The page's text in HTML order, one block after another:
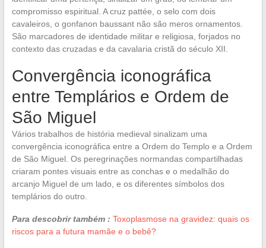
compromisso espiritual. A cruz pattée, o selo com dois
cavaleiros, o gonfanon baussant não são meros ornamentos.
São marcadores de identidade militar e religiosa, forjados no
contexto das cruzadas e da cavalaria cristã do século XII.
Convergência iconográfica
entre Templários e Ordem de
São Miguel
Vários trabalhos de história medieval sinalizam uma
convergência iconográfica entre a Ordem do Templo e a Ordem
de São Miguel. Os peregrinações normandas compartilhadas
criaram pontes visuais entre as conchas e o medalhão do
arcanjo Miguel de um lado, e os diferentes símbolos dos
templários do outro.
Para descobrir também : Toxoplasmose na gravidez: quais os
riscos para a futura mamãe e o bebê?